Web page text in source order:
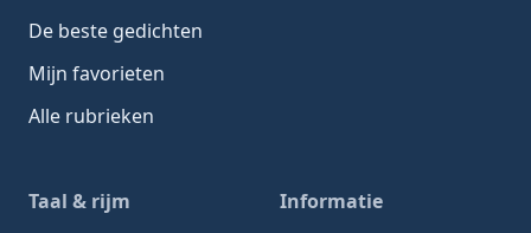
De beste gedichten
Mijn favorieten
Alle rubrieken
Taal & rijm
Informatie